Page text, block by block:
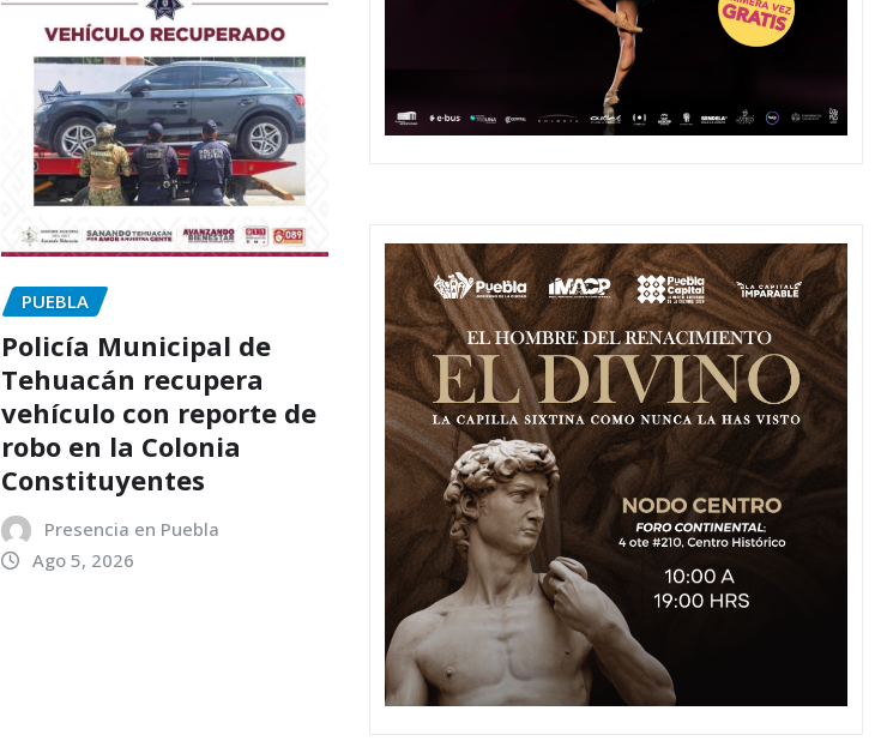
PUEBLA
Policía Municipal de
Tehuacán recupera
vehículo con reporte de
robo en la Colonia
Constituyentes
Presencia en Puebla
Ago 5, 2026